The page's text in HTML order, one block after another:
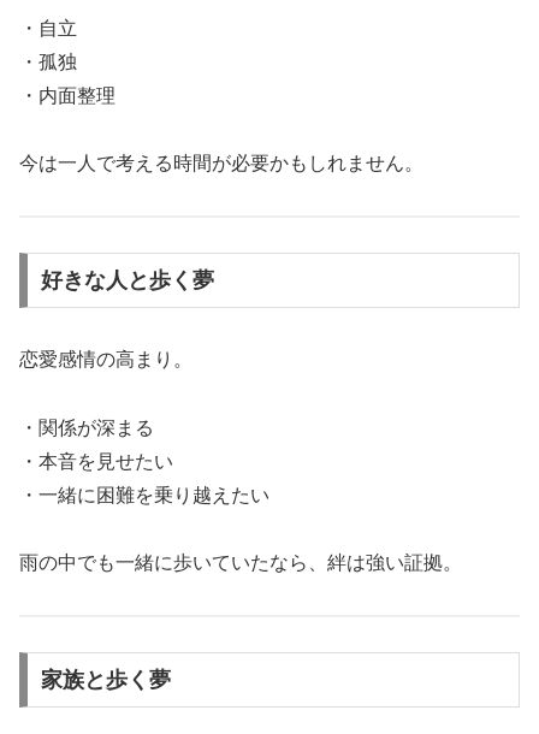
・自立
・孤独
・内面整理
今は一人で考える時間が必要かもしれません。
好きな人と歩く夢
恋愛感情の高まり。
・関係が深まる
・本音を見せたい
・一緒に困難を乗り越えたい
雨の中でも一緒に歩いていたなら、絆は強い証拠。
家族と歩く夢